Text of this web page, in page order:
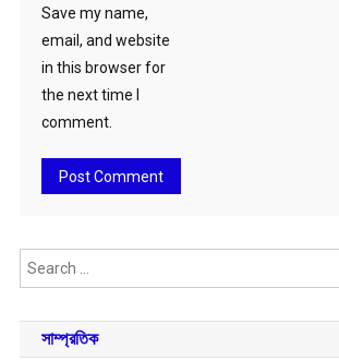
Save my name,
email, and website
in this browser for
the next time I
comment.
সাম্প্রতিক